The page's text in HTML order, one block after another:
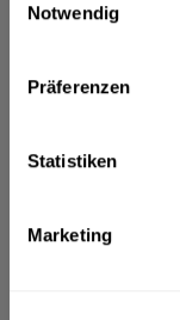
Notwendig
Präferenzen
Statistiken
Marketing
5,2% volmehr
Ähnliche Artikel
Kunden kauften